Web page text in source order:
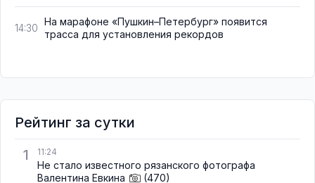
14:30
На марафоне «Пушкин–Петербург» появится
трасса для установления рекордов
Рейтинг за сутки
1
11:24
Не стало известного рязанского фотографа
Валентина Евкина
(470)